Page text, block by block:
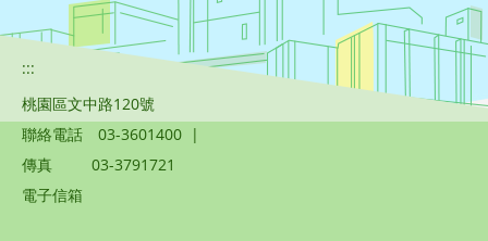
:::
桃園區文中路120號
聯絡電話
03-3601400 |
傳真
03-3791721
電子信箱